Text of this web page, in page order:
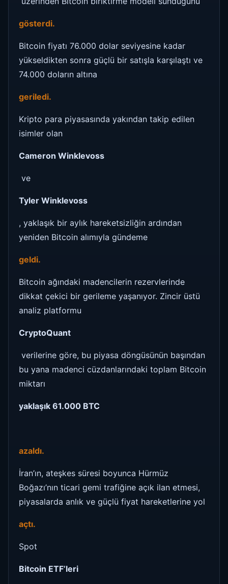
gösterdi.
Bitcoin fiyatı 76.000 dolar seviyesine kadar
yükseldikten sonra güçlü bir satışla karşılaştı ve
74.000 doların altına
geriledi.
Kripto para piyasasında yakından takip edilen
isimler olan
Cameron Winklevoss
ve
Tyler Winklevoss
, yaklaşık bir aylık hareketsizliğin ardından
yeniden Bitcoin alımıyla gündeme
geldi.
Bitcoin ağındaki madencilerin rezervlerinde
dikkat çekici bir gerileme yaşanıyor. Zincir üstü
analiz platformu
CryptoQuant
verilerine göre, bu piyasa döngüsünün başından
bu yana madenci cüzdanlarındaki toplam Bitcoin
miktarı
yaklaşık 61.000 BTC
azaldı.
İran’ın, ateşkes süresi boyunca Hürmüz
Boğazı’nın ticari gemi trafiğine açık ilan etmesi,
piyasalarda anlık ve güçlü fiyat hareketlerine yol
açtı.
Spot
Bitcoin ETF’leri